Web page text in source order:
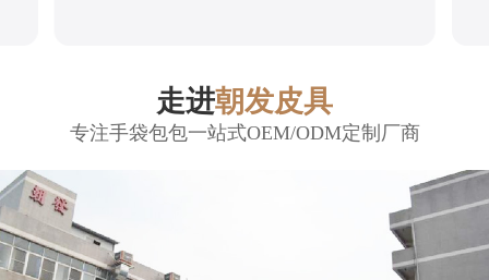
走进朝发皮具
专注手袋包包一站式OEM/ODM定制厂商